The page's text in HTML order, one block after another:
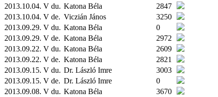
2013.10.04. V du. Katona Béla
2847
2013.10.04. V de. Viczián János
3250
2013.09.29. V du. Katona Béla
0
2013.09.29. V de. Katona Béla
2972
2013.09.22. V du. Katona Béla
2609
2013.09.22. V de. Katona Béla
2821
2013.09.15. V du. Dr. László Imre
3003
2013.09.15. V de. Dr. László Imre
0
2013.09.08. V du. Katona Béla
3670